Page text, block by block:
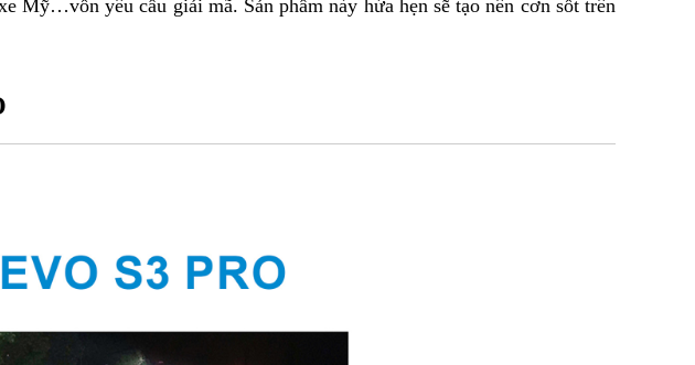
yêu cầu giải mã. Sản phẩm này hứa hẹn sẽ tạo nên cơn sốt trên